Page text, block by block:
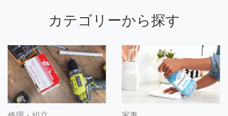
カテゴリーから探す